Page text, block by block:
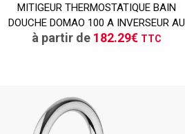
MITIGEUR THERMOSTATIQUE BAIN
DOUCHE DOMAO 100 A INVERSEUR AU
à partir de 182.29€ TTC
CONSULTER
Demande de devis